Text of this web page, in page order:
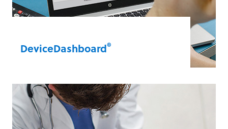
DeviceDashboard®
形式，您可以遠端檢視自己已連線的所有電
擊器，評估電擊器的狀態，並透過便捷的無
線儀表板進行故障排除。